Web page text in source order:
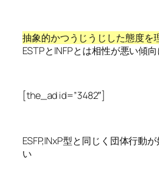
抽象的かつうじうじした態度を
ESTPとINFPとは相性が悪い傾
[the_ad id=”3482″]
ESFP,INxP型と同じく団体行動
い